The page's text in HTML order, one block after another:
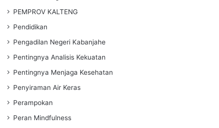
PEMPROV KALTENG
Pendidikan
Pengadilan Negeri Kabanjahe
Pentingnya Analisis Kekuatan
Pentingnya Menjaga Kesehatan
Penyiraman Air Keras
Perampokan
Peran Mindfulness